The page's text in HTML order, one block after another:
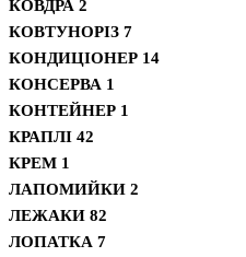
КОВДРА 2
КОВТУНОРІЗ 7
КОНДИЦІОНЕР 14
КОНСЕРВА 1
КОНТЕЙНЕР 1
КРАПЛІ 42
КРЕМ 1
ЛАПОМИЙКИ 2
ЛЕЖАКИ 82
ЛОПАТКА 7